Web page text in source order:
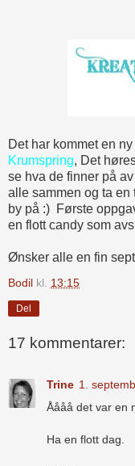
NY
Det har kommet en
Krumspring, Det
se hva de finner på
alle sammen og ta en
by på :) Første
en flott candy som
Ønsker alle en fin
Bodil kl. 13:15
Del
17 kommentarer:
Trine 1.
Åååå det var en
Ha en flott dag.